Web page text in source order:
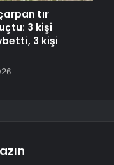
tır
3 kişi
3 kişi